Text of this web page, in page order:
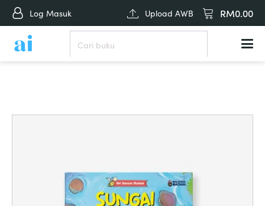
Log Masuk Upload AWB RM0.00